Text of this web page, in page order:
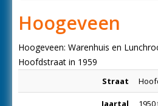
Hoogeveen
Hoogeveen: Warenhuis en
Hoofdstraat in 1959
Straat
Jaartal